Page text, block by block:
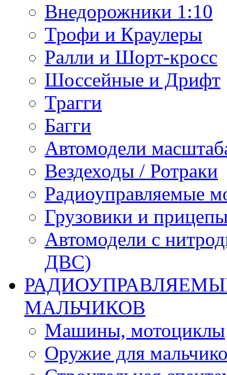
Внедорожники 1:10
Трофи и Краулеры
Ралли и Шорт-кросс
Шоссейные и Дрифт
Трагги
Багги
Автомодели
Вездеходы / Ротраки
Радиоуправляемые
Грузовики и
Автомодели с
ДВС)
МАЛЬЧИКОВ
Машины, мотоциклы
Оружие для